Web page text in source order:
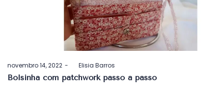
Postado
em
novembro 14, 2022 byElisia Barros
Bolsinha com patchwork passo a passo